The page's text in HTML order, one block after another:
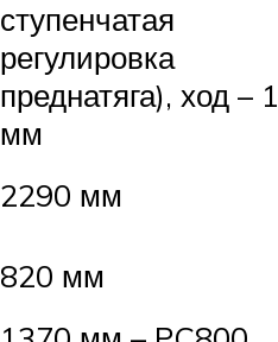
ступенчатая
регулировка
преднатяга), ход –
мм
2290 мм
820 мм